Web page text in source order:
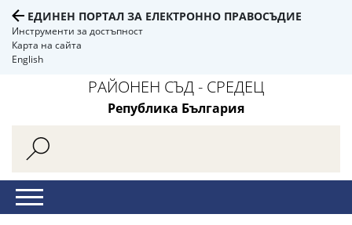
ЕДИНЕН ПОРТАЛ ЗА ЕЛЕКТРОННО ПРАВОСЪДИЕ
Инструменти за достъпност
Карта на сайта
English
РАЙОНЕН СЪД - СРЕДЕЦ
Република България